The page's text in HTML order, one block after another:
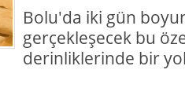
Bolu'da iki gün
gerçekleşecek bu
derinliklerinde bir